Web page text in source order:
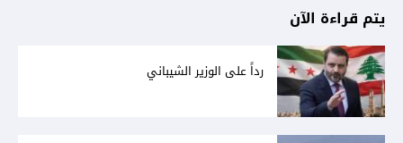
يتم قراءة الآن
رداً على الوزير الشيباني